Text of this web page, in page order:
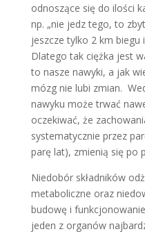
odnoszące się do ilości
np. „nie jedz tego, to
jeszcze tylko 2 km biegu
Dlatego tak ciężka jest
to nasze nawyki, a jak
mózg nie lubi zmian.
nawyku może trwać
oczekiwać, że
systematycznie przez
parę lat), zmienią się po
Niedobór składników
metaboliczne oraz
budowę i
jeden z organów